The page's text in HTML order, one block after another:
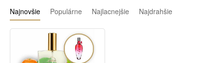
Najnovšie Populárne Najlacnejšie Najdrahšie